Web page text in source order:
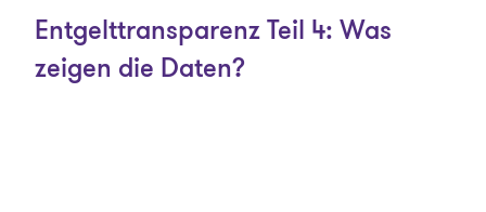
Entgelttransparenz Teil 4: Was
zeigen die Daten?